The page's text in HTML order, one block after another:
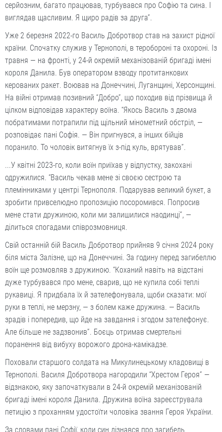
серйозним, багато працював, турбувався про Софію та сина. І
виглядав щасливим. Я щиро радів за друга”.
Уже 2 березня 2022-го Василь Добротвор став на захист рідної
країни. Спочатку служив у Тернополі, в теробороні та охороні. Із
травня — на фронті, у 24-й окремій механізованій бригаді імені
короля Данила. Був оператором взводу протитанкових
керованих ракет. Воював на Донеччині, Луганщині, Херсонщині.
На війні отримав позивний “Добро”, що походив від прізвища й
цілком відповідав характеру воїна. “Якось Василь з двома
побратимами потрапили під щільний мінометний обстріл, —
розповідає пані Софія. — Він пригнувся, а інших бійців
поранило. То чоловік витягнув їх з-під куль, врятував”.
...У квітні 2023-го, коли воїн приїхав у відпустку, закохані
одружилися. “Василь чекав мене зі своєю сестрою та
племінниками у центрі Тернополя. Подарував великий букет, а
зробити привселюдно пропозицію посоромився. Попросив
мене стати дружиною, коли ми залишилися наодинці”, —
ділиться спогадами співрозмовниця.
Свій останній бій Василь Добротвор прийняв 9 січня 2024 року
біля міста Залізне, що на Донеччині. За годину перед загибеллю
воїн ще розмовляв з дружиною. “Коханий навіть на відстані
дуже турбувався про мене, сварив, що не купила собі теплі
рукавиці. Я придбала їх й зателефонувала, щоби сказати: мої
руки в теплі, не мерзну, — з болем каже дружина. — Василь
зрадів і попередив, що йде на завдання і згодом зателефонує.
Але більше не задзвонив”. Боєць отримав смертельні
поранення від вибуху ворожого дрона-камікадзе.
Поховали старшого солдата на Микулинецькому кладовищі в
Тернополі. Василя Добротвора нагородили “Хрестом Героя” —
відзнакою, яку започаткували в 24-й окремій механізованій
бригаді імені короля Данила. Дружина воїна зареєструвала
петицію з проханням удостоїти чоловіка звання Героя України.
За словами пані Софії, коли син дізнався про загибель